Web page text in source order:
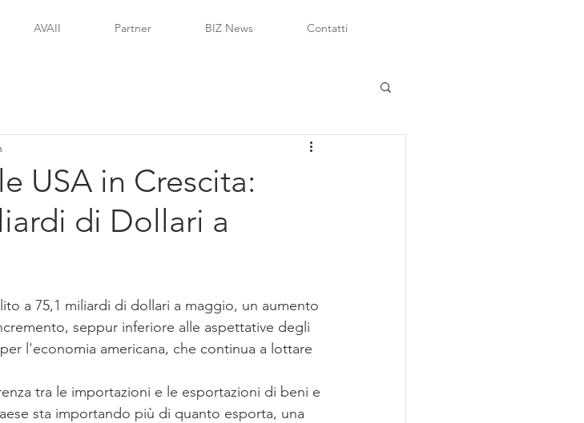
AVAII Partner BIZ News Contatti
USA in Crescita:
di Dollari a
a 75,1 miliardi di dollari a maggio, un aumento
seppur inferiore alle aspettative degli
l'economia americana, che continua a lottare
tra le importazioni e le esportazioni di beni e
sta importando più di quanto esporta, una